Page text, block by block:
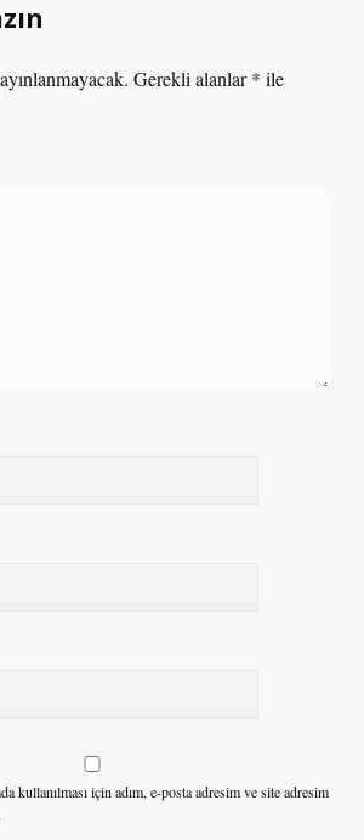
Gerekli alanlar* ile
kullanılması için adım, e-posta adresim ve site adresim